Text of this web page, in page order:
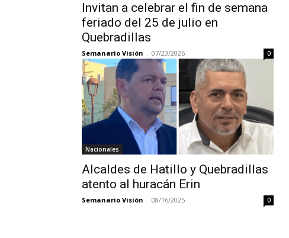
Invitan a celebrar el fin de semana
feriado del 25 de julio en
Quebradillas
Semanario Visión - 07/23/2026 0
Nacionales
Alcaldes de Hatillo y Quebradillas
atento al huracán Erin
Semanario Visión - 08/16/2025 0